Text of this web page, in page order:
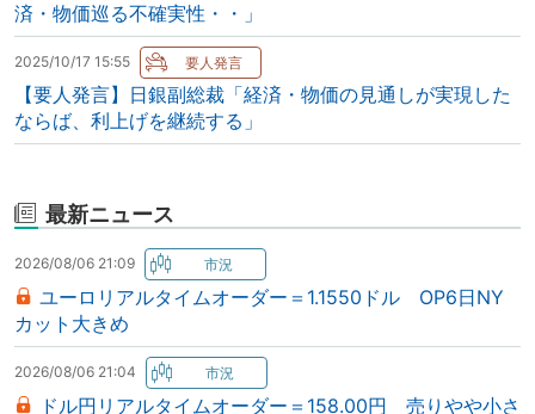
済・物価巡る不確実性・・」
2025/10/17 15:55
【要人発言】日銀副総裁「経済・物価の見通しが実現した
ならば、利上げを継続する」
最新ニュース
2026/08/06 21:09
ユーロリアルタイムオーダー＝1.1550ドル OP6日NY
カット大きめ
2026/08/06 21:04
ドル円リアルタイムオーダー＝158.00円 売りやや小さ